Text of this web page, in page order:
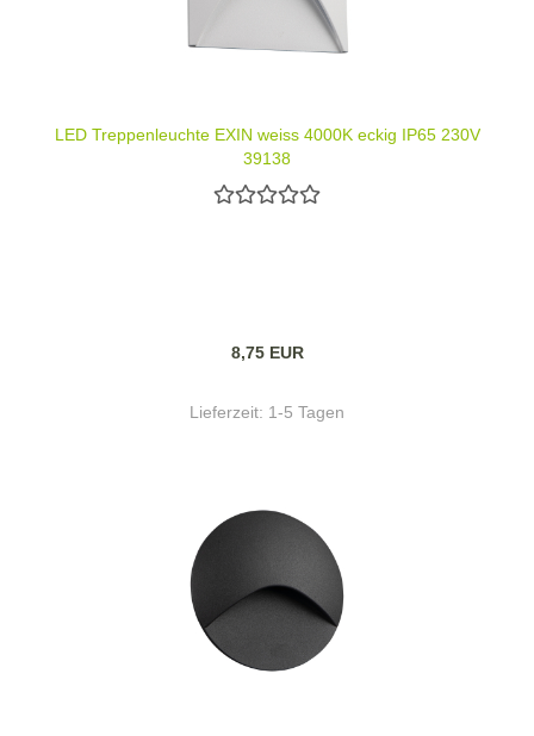
LED Treppenleuchte EXIN weiss 4000K eckig IP65 230V
39138
8,75 EUR
Lieferzeit: 1-5 Tagen